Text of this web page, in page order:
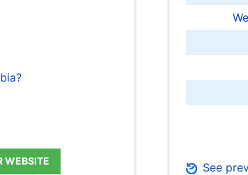
WEBSITE See